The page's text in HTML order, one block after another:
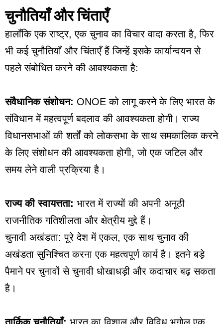
चुनौतियाँ और चिंताएँ
हालाँकि एक राष्ट्र, एक चुनाव का विचार वादा करता है, फिर
भी कई चुनौतियाँ और चिंताएँ हैं जिन्हें इसके कार्यान्वयन से
पहले संबोधित करने की आवश्यकता है:
संवैधानिक संशोधन: ONOE को लागू करने के लिए भारत के
संविधान में महत्वपूर्ण बदलाव की आवश्यकता होगी। राज्य
विधानसभाओं की शर्तों को लोकसभा के साथ समकालिक करने
के लिए संशोधन की आवश्यकता होगी, जो एक जटिल और
समय लेने वाली प्रक्रिया है।
राज्य की स्वायत्तता: भारत में राज्यों की अपनी अनूठी
राजनीतिक गतिशीलता और क्षेत्रीय मुद्दे हैं।
चुनावी अखंडता: पूरे देश में एकल, एक साथ चुनाव की
अखंडता सुनिश्चित करना एक महत्वपूर्ण कार्य है। इतने बड़े
पैमाने पर चुनावों से चुनावी धोखाधड़ी और कदाचार बढ़ सकता
है।
तार्किक चुनौतियाँ: भारत का विशाल और विविध भूगोल एक